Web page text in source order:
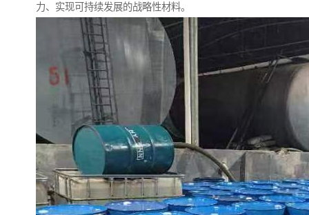
力、实现可持续发展的战略性材料。